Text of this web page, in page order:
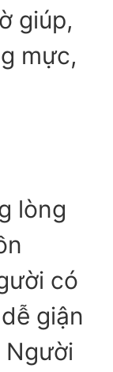
giúp,
mực,
lòng
có
giận
Người